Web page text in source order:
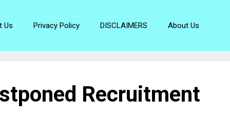
Us Privacy Policy DISCLAIMERS About Us
Recruitment